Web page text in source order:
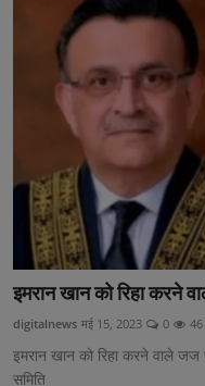
इमरान खान को रिहा करने
digitalnews मई 15, 2023 0 46
इमरान खान को रिहा करने वाले
समिति